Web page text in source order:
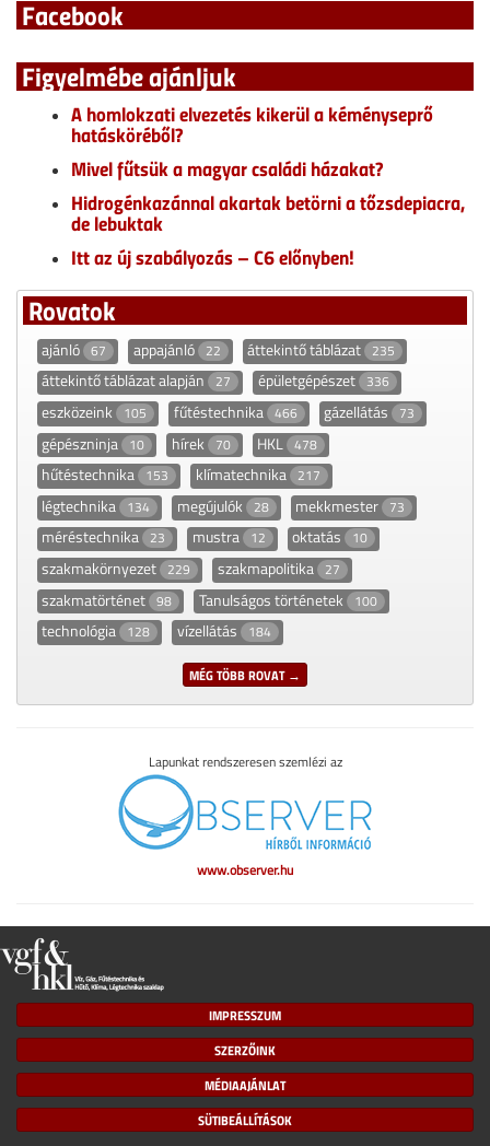
Facebook
Figyelmébe ajánljuk
A homlokzati elvezetés kikerül a kéményseprő
hatásköréből?
Mivel fűtsük a magyar családi házakat?
Hidrogénkazánnal akartak betörni a tőzsdepiacra,
de lebuktak
Itt az új szabályozás – C6 előnyben!
Rovatok
ajánló 67 appajánló 22 áttekintő táblázat 235
áttekintő táblázat alapján 27 épületgépészet 336
eszközeink 105 fűtéstechnika 466 gázellátás 73
gépészninja 10 hírek 70 HKL 478
hűtéstechnika 153 klímatechnika 217
légtechnika 134 megújulók 28 mekkmester 73
méréstechnika 23 mustra 12 oktatás 10
szakmakörnyezet 229 szakmapolitika 27
szakmatörténet 98 Tanulságos történetek 100
technológia 128 vízellátás 184
MÉG TÖBB ROVAT →
Lapunkat rendszeresen szemlézi az
www.observer.hu
IMPRESSZUM
SZERZŐINK
MÉDIAAJÁNLAT
SÜTIBEÁLLÍTÁSOK